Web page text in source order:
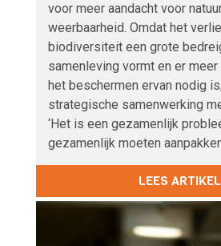
voor meer aandacht voor
weerbaarheid. Omdat het
biodiversiteit een grote
samenleving vormt en er
het beschermen ervan nodig
strategische samenwerking
‘Het is een gezamenlijk
gezamenlijk moeten
LEES ARTIKEL